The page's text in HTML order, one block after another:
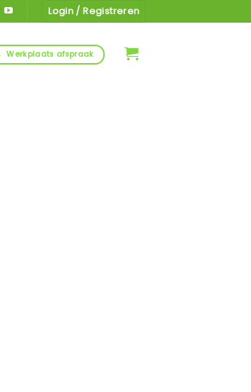
Login / Registreren
Werkplaats afspraak